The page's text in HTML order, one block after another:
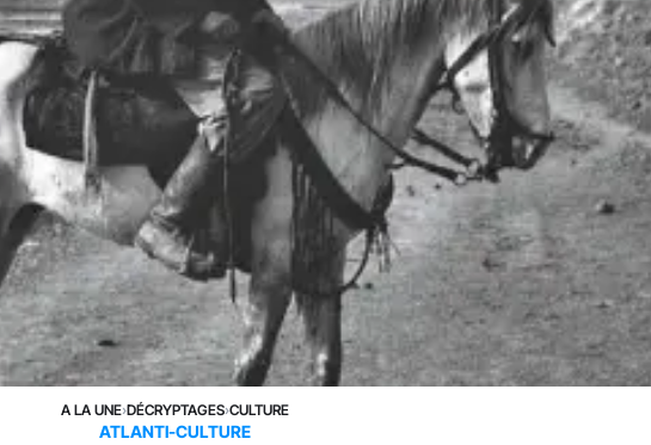
A LA UNE›DÉCRYPTAGES›CULTURE
ATLANTI-CULTURE